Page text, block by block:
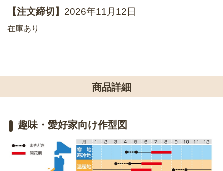
【注文締切】 2026年11月12日
在庫あり
商品詳細
趣味・愛好家向け作型図